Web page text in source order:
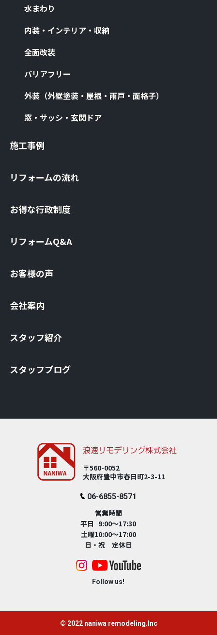
⽔まわり
内装・インテリア・収納
全⾯改装
バリアフリー
外装（外壁塗装・屋根・⾬⼾・⾯格⼦）
窓・サッシ・⽞関ドア
施⼯事例
リフォームの流れ
お得な⾏政制度
リフォームQ&A
お客様の声
会社案内
スタッフ紹介
スタッフブログ
〒560-0052
大阪府豊中市春⽇町2-3-11
06-6855-8571
営業時間
平日 9:00～17:30
土曜10:00～17:00
日・祝 定休日
Follow us!
© 2022 naniwa remodeling.Inc